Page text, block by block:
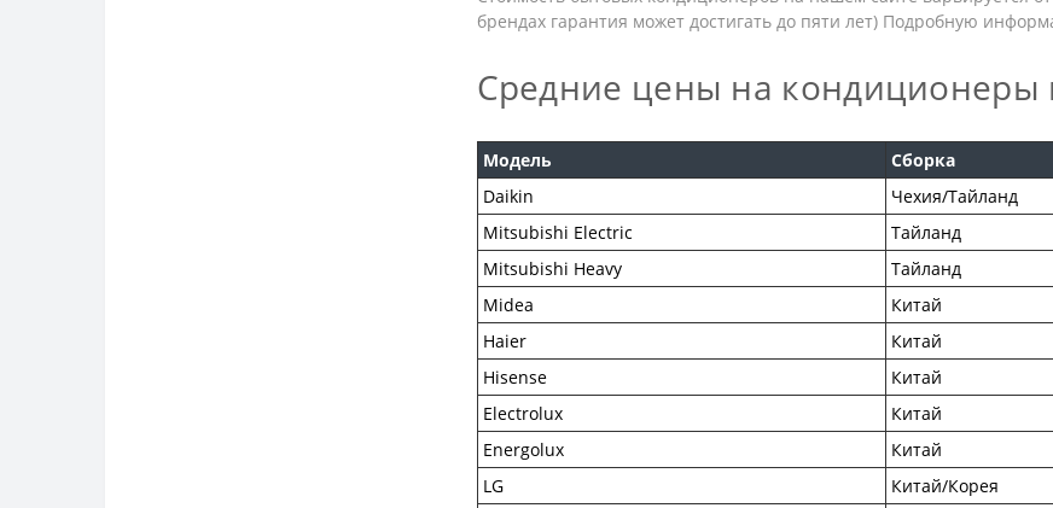
брендах гарантия может достигать до пяти лет) Подробную
Средние цены на кондиционеры
Модель Сборка
Daikin
Чехия/Тайланд
Mitsubishi Electric
Тайланд
Mitsubishi Heavy
Тайланд
Midea
Китай
Haier
Китай
Hisense
Китай
Electrolux
Китай
Energolux
Китай
LG
Китай/Корея